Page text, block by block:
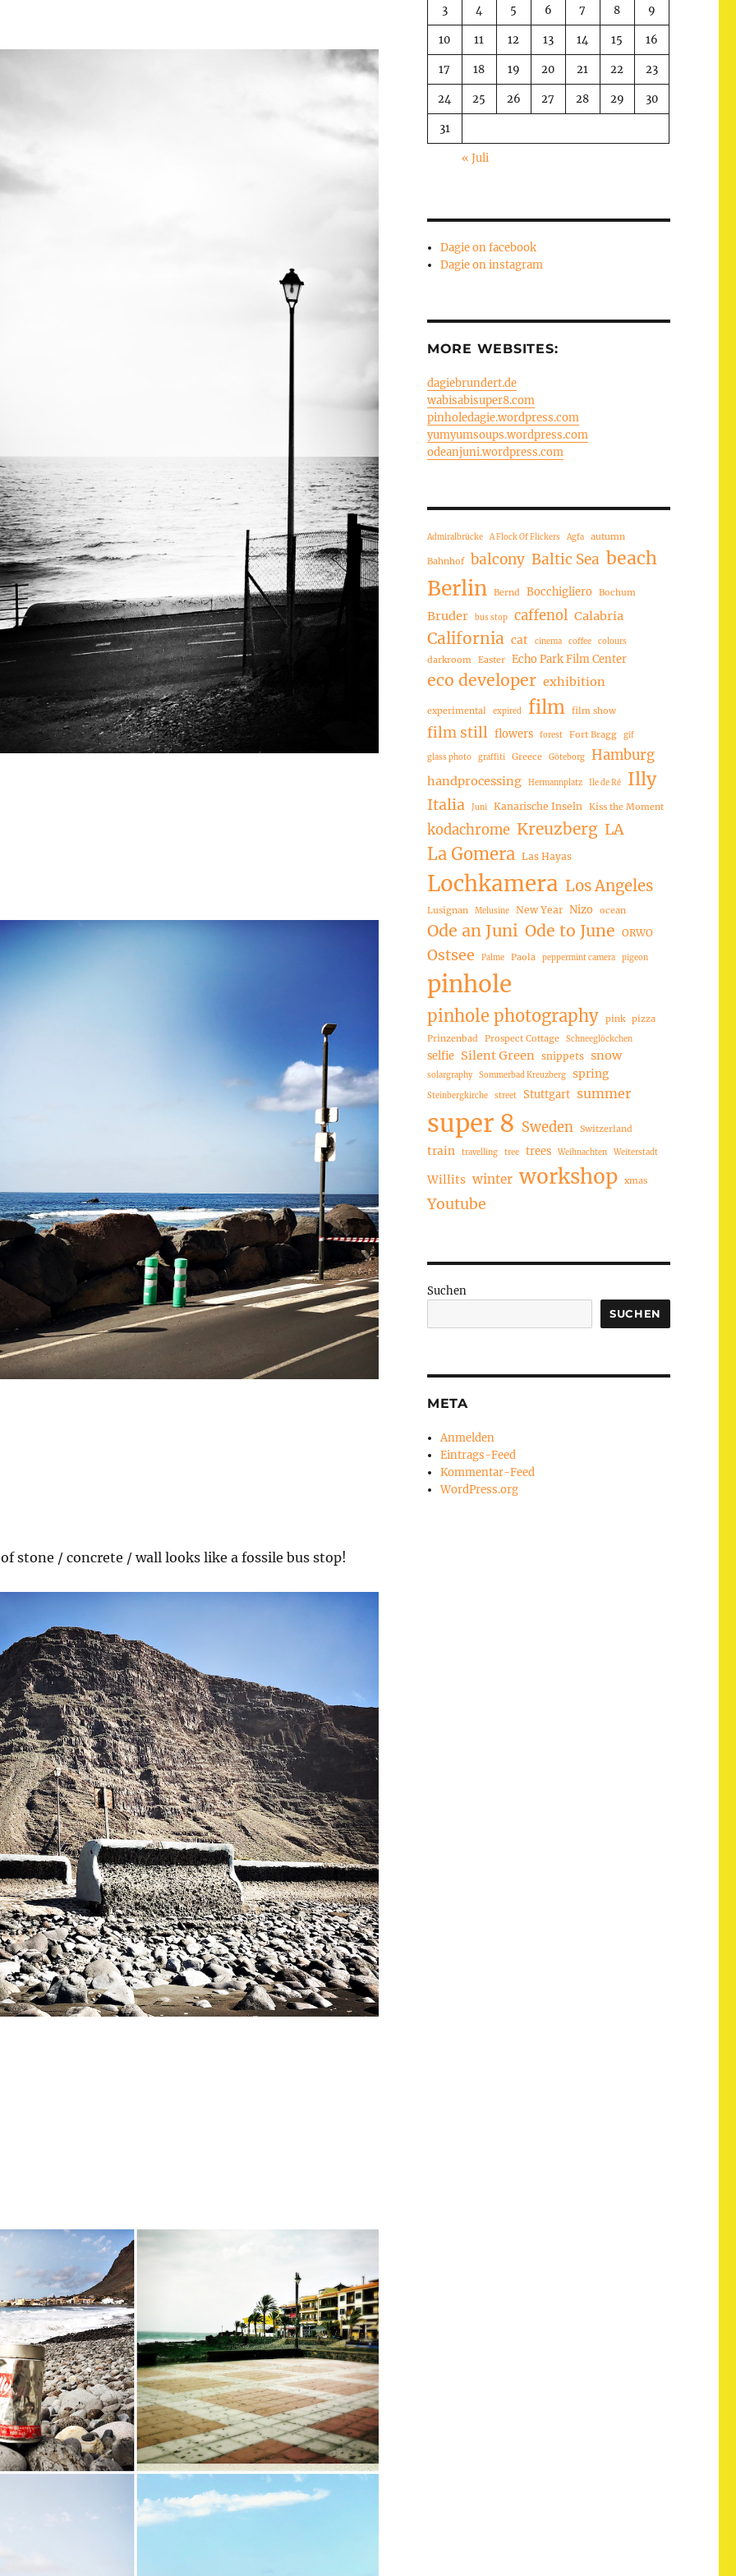
stone / concrete / wall looks like a fossile bus stop!
3 4 5 6 7 8 9
10 11 12 13 14 15 16
17 18 19 20 21 22 23
24 25 26 27 28 29 30
31
« Juli
Dagie on facebook
Dagie on instagram
MORE WEBSITES:
dagiebrundert.de
wabisabisuper8.com
pinholedagie.wordpress.com
yumyumsoups.wordpress.com
odeanjuni.wordpress.com
Admiralbrücke A Flock Of Flickers Agfa autumn
Bahnhof balcony Baltic Sea beach
Berlin Bernd Bocchigliero Bochum
Bruder bus stop caffenol Calabria
California cat cinema coffee colours
darkroom Easter Echo Park Film Center
eco developer exhibition
experimental expired film film show
film still flowers forest Fort Bragg gif
glass photo graffiti Greece Göteborg Hamburg
handprocessing Hermannplatz Ile de Ré Illy
Italia Juni Kanarische Inseln Kiss the Moment
kodachrome Kreuzberg LA
La Gomera Las Hayas
Lochkamera Los Angeles
Lusignan Melusine New Year Nizo ocean
Ode an Juni Ode to June ORWO
Ostsee Palme Paola peppermint camera pigeon
pinhole
pinhole photography pink pizza
Prinzenbad
Prospect Cottage Schneeglöckchen
selfie Silent Green snippets snow
solargraphy Sommerbad Kreuzberg spring
Steinbergkirche street Stuttgart summer
super 8 Sweden Switzerland
train travelling tree trees Weihnachten Weiterstadt
Willits winter workshop xmas
Youtube
Suchen
SUCHEN
META
Anmelden
Eintrags-Feed
Kommentar-Feed
WordPress.org